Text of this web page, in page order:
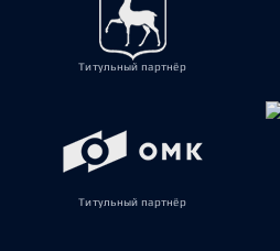
Титульный партнёр
Титульный партнёр